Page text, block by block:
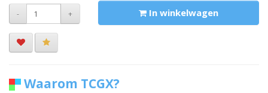
-
+ In winkelwagen
Waarom TCGX?